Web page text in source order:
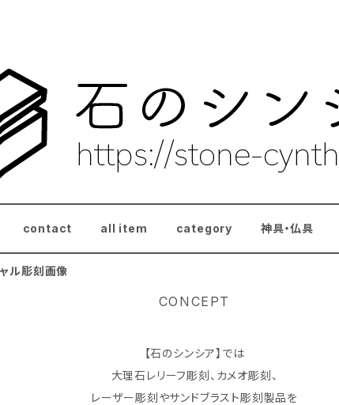
contact all item category 神具・仏具
ル彫刻画像
CONCEPT
【石のシンシア】では
大理石レリーフ彫刻、カメオ彫刻、
レーザー彫刻やサンドブラスト彫刻製品を